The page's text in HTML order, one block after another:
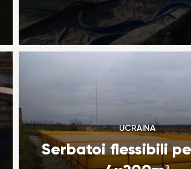
UCRAINA
Serbatoi flessibili